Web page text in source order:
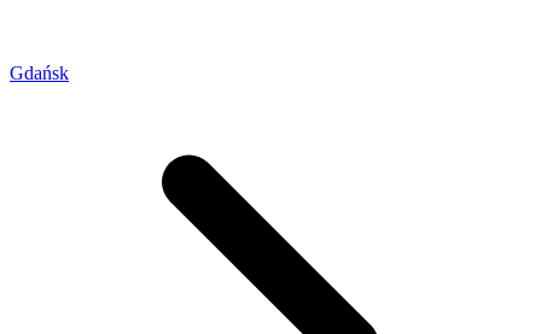
Gdańsk